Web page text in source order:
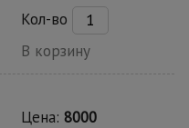
Кол-во
В корзину
Цена: 8000